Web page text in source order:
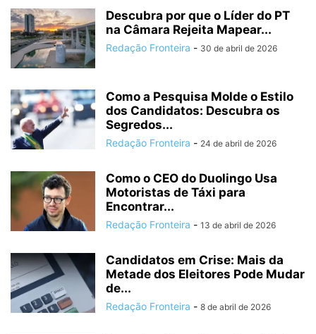
Descubra por que o Líder do PT
na Câmara Rejeita Mapear...
Redação Fronteira - 30 de abril de 2026
Como a Pesquisa Molde o Estilo
dos Candidatos: Descubra os
Segredos...
Redação Fronteira - 24 de abril de 2026
Como o CEO do Duolingo Usa
Motoristas de Táxi para
Encontrar...
Redação Fronteira - 13 de abril de 2026
Candidatos em Crise: Mais da
Metade dos Eleitores Pode Mudar
de...
Redação Fronteira - 8 de abril de 2026